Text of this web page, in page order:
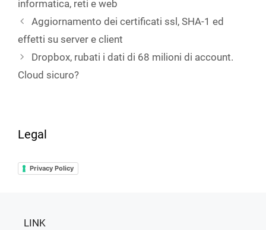
informatica, reti e web
Aggiornamento dei certificati ssl, SHA-1 ed
effetti su server e client
Dropbox, rubati i dati di 68 milioni di account.
Cloud sicuro?
Legal
Privacy Policy
LINK